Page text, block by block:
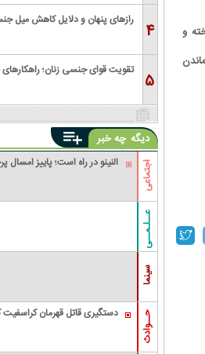
و
۴ رازهای پنهان و دلایل کاهش میل
۵ تقویت قوای جنسی زنان؛
دیگه چه خبر
اجتماعی النینو در راه است؛ پاییز
عــلـمــی
سینما
حــوادث